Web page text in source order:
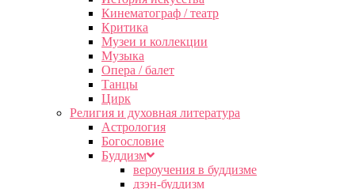
Кинематограф / театр
Критика
Музеи и коллекции
Музыка
Опера / балет
Танцы
Цирк
Религия и духовная литература
Астрология
Богословие
Буддизм
вероучения в буддизме
дзэн-буддизм